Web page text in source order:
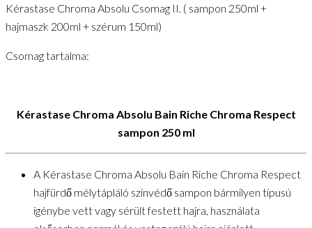
+
szérum
150ml)
Kérastase Chroma Absolu Csomag II. ( sampon 250ml +
hajmaszk 200ml + szérum 150ml)
Csomag tartalma:
Kérastase Chroma Absolu Bain Riche Chroma Respect
sampon 250 ml
A Kérastase Chroma Absolu Bain Riche Chroma Respect
hajfürdő mélytápláló színvédő sampon bármilyen típusú
igénybe vett vagy sérült festett hajra, használata